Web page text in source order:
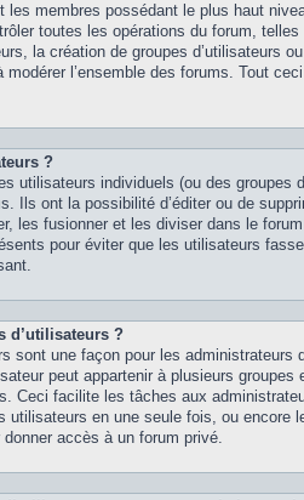
les membres possédant le plus haut
toutes les opérations du forum,
la création de groupes d’utilisateurs
modérer l’ensemble des forums. Tout
?
utilisateurs individuels (ou des groupes
Ils ont la possibilité d’éditer ou de
les fusionner et les diviser dans le
pour éviter que les utilisateurs
d’utilisateurs ?
sont une façon pour les administrateurs
peut appartenir à plusieurs groupes
Ceci facilite les tâches aux
utilisateurs en une seule fois, ou encore
accès à un forum privé.